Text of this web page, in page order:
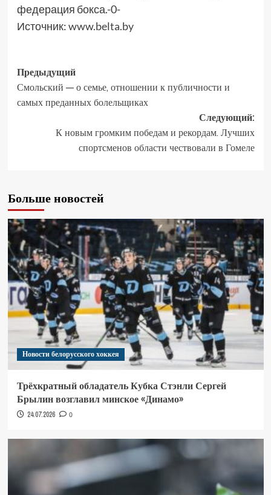
федерация бокса.-0-
Источник:www.belta.by
Предыдущий
Смольский — о семье, отношении к публичности и
самых преданных болельщиках
Следующий:
К новым громким победам и рекордам. Лучших
спортсменов области чествовали в Гомеле
Больше новостей
Новости белорусского хоккея
Трёхкратный обладатель Кубка Стэнли Сергей
Брылин возглавил минское «Динамо»
24.07.2026 0